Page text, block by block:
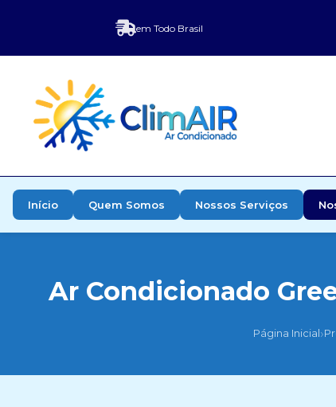
em Todo Brasil
Início Quem Somos Nossos Serviços
Ar Condicionado
Página Inicial›